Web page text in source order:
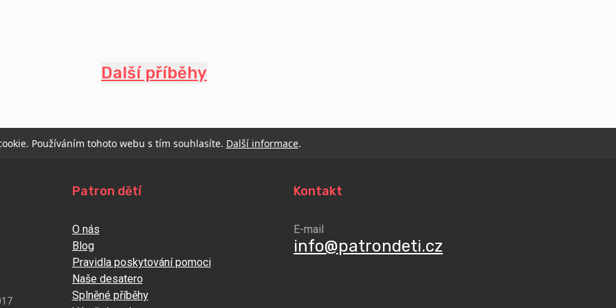
Další příběhy
Používáním tohoto webu s tím souhlasíte. Další informace.
Patron dětí
O nás
Blog
Pravidla poskytování pomoci
Naše desatero
Splněné příběhy
Kontakt
E-mail
info@patrondeti.cz